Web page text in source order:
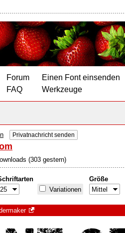
Forum
FAQ
Einen Font einsenden
Werkzeuge
Privatnachricht senden
(303 gestern)
Variationen
Größe